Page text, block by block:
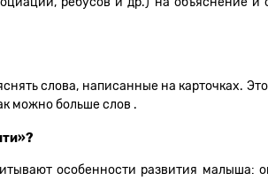
слова, написанные на карточках.
можно больше слов .
особенности развития